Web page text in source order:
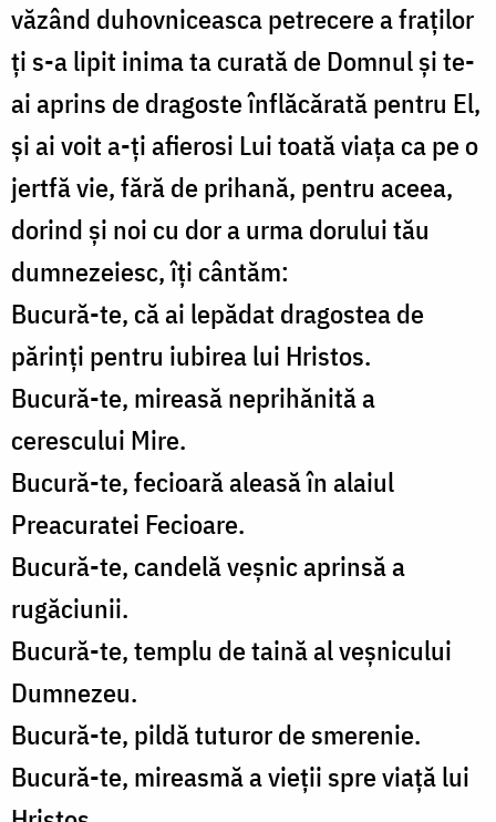
văzând duhovniceasca petrecere a fraților
ți s-a lipit inima ta curată de Domnul și te-
ai aprins de dragoste înflăcărată pentru El,
și ai voit a-ți afierosi Lui toată viața ca pe o
jertfă vie, fără de prihană, pentru aceea,
dorind și noi cu dor a urma dorului tău
dumnezeiesc, îți cântăm:
Bucură-te, că ai lepădat dragostea de
părinți pentru iubirea lui Hristos.
Bucură-te, mireasă neprihănită a
cerescului Mire.
Bucură-te, fecioară aleasă în alaiul
Preacuratei Fecioare.
Bucură-te, candelă veșnic aprinsă a
rugăciunii.
Bucură-te, templu de taină al veșnicului
Dumnezeu.
Bucură-te, pildă tuturor de smerenie.
Bucură-te, mireasmă a vieții spre viață lui